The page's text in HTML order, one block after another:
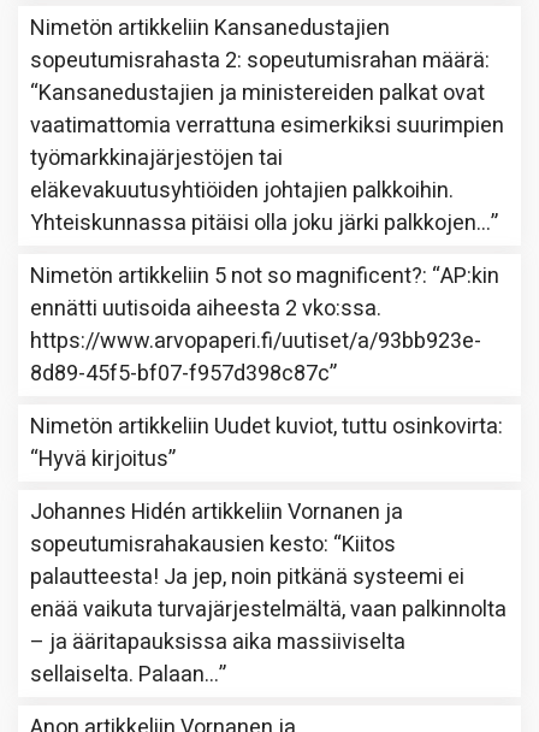
Nimetön artikkeliin Kansanedustajien
sopeutumisrahasta 2: sopeutumisrahan määrä:
“Kansanedustajien ja ministereiden palkat ovat
vaatimattomia verrattuna esimerkiksi suurimpien
työmarkkinajärjestöjen tai
eläkevakuutusyhtiöiden johtajien palkkoihin.
Yhteiskunnassa pitäisi olla joku järki palkkojen…”
Nimetön artikkeliin 5 not so magnificent?: “AP:kin
ennätti uutisoida aiheesta 2 vko:ssa.
https://www.arvopaperi.fi/uutiset/a/93bb923e-
8d89-45f5-bf07-f957d398c87c”
Nimetön artikkeliin Uudet kuviot, tuttu osinkovirta:
“Hyvä kirjoitus”
Johannes Hidén artikkeliinVornanen ja
sopeutumisrahakausien kesto: “Kiitos
palautteesta! Ja jep, noin pitkänä systeemi ei
enää vaikuta turvajärjestelmältä, vaan palkinnolta
– ja ääritapauksissa aika massiiviselta
sellaiselta. Palaan…”